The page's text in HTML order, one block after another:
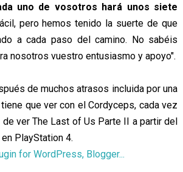
uno de vosotros hará unos siete
pero hemos tenido la suerte de que
a cada paso del camino. No sabéis
nosotros vuestro entusiasmo y apoyo".
de muchos atrasos incluida por una
que ver con el Cordyceps, cada vez
ver The Last of Us Parte II a partir del
PlayStation 4.